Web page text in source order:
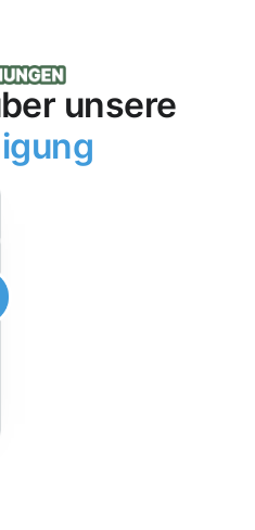
unsere